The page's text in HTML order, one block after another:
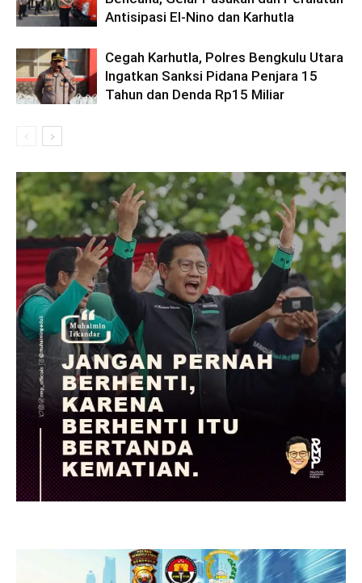
Antisipasi El-Nino dan Karhutla
Cegah Karhutla, Polres Bengkulu Utara
Ingatkan Sanksi Pidana Penjara 15
Tahun dan Denda Rp15 Miliar